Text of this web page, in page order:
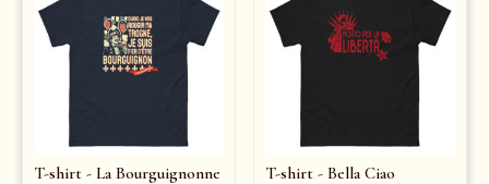
T-shirt - La Bourguignonne T-shirt - Bella Ciao